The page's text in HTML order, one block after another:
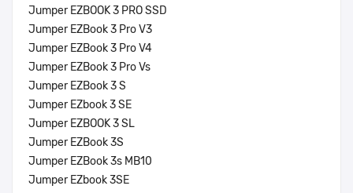
Jumper EZBOOK 3 PRO SSD
Jumper EZBook 3 Pro V3
Jumper EZBook 3 Pro V4
Jumper EZBook 3 Pro Vs
Jumper EZBook 3 S
Jumper EZbook 3 SE
Jumper EZBOOK 3 SL
Jumper EZBook 3S
Jumper EZBook 3s MB10
Jumper EZbook 3SE